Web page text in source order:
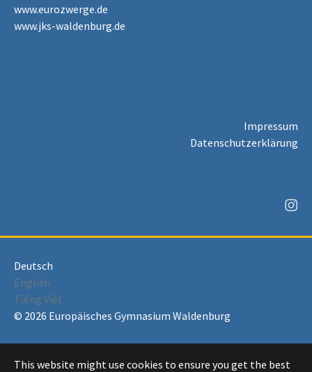
This website might use cookies to ensure you get the best
www.eurozwerge.de
www.jks-waldenburg.de
Impressum
Datenschutzerklärung
Deutsch
English
Tiếng Việt
© 2026 Europäisches Gymnasium Waldenburg